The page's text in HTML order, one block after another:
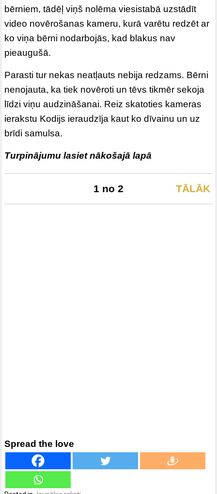
bērniem, tādēļ viņš nolēma viesistabā uzstādīt
video novērošanas kameru, kurā varētu redzēt ar
ko viņa bērni nodarbojās, kad blakus nav
pieaugušā.
Parasti tur nekas neatļauts nebija redzams. Bērni
nenojauta, ka tiek novēroti un tēvs tikmēr sekoja
līdzi viņu audzināšanai. Reiz skatoties kameras
ierakstu Kodijs ieraudzīja kaut ko dīvainu un uz
brīdi samulsa.
Turpinājumu lasiet nākošajā lapā
TĀLĀK
1 no 2
Spread the love